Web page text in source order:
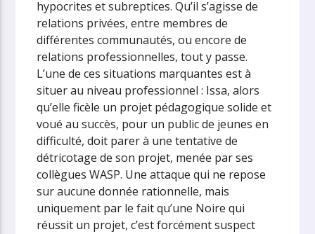
hypocrites et subreptices. Qu’il s’agisse de
relations privées, entre membres de
différentes communautés, ou encore de
relations professionnelles, tout y passe.
L’une de ces situations marquantes est à
situer au niveau professionnel : Issa, alors
qu’elle ficèle un projet pédagogique solide et
voué au succès, pour un public de jeunes en
difficulté, doit parer à une tentative de
détricotage de son projet, menée par ses
collègues WASP. Une attaque qui ne repose
sur aucune donnée rationnelle, mais
uniquement par le fait qu’une Noire qui
réussit un projet, c’est forcément suspect